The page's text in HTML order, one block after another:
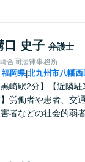
謝料のご相談は初回
。【夜間・土日対応
口 史子 弁護士
合同法律事務所
福岡県|北九州市八幡西
黒崎駅2分】【近隣
労働者や患者、交
者などの社会的弱者